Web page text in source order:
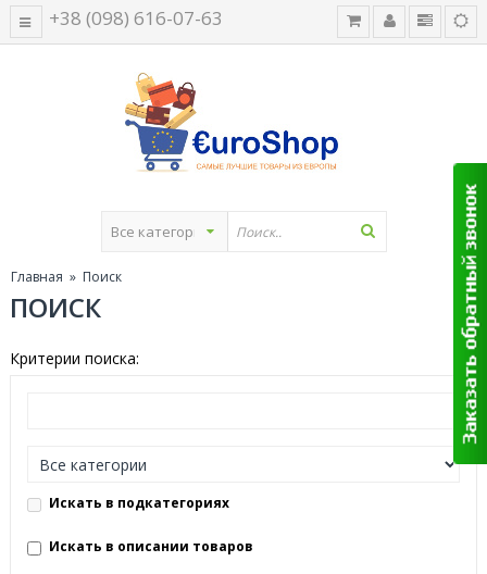
+38 (098) 616-07-63
Главная » Поиск
ПОИСК
Критерии поиска:
Искать в подкатегориях
Искать в описании товаров